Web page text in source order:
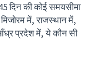
दिन की कोई समयसीमा
में, राजस्थान में,
प्रदेश में, ये कौन सी